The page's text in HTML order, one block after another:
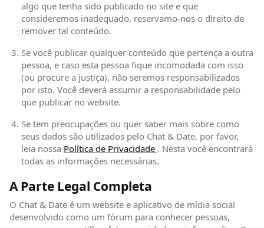
algo que tenha sido publicado no site e que
consideremos inadequado, reservamo-nos o direito de
remover tal conteúdo.
Se você publicar qualquer conteúdo que pertença a outra
pessoa, e caso esta pessoa fique incomodada com isso
(ou procure a justiça), não seremos responsabilizados
por isto. Você deverá assumir a responsabilidade pelo
que publicar no website.
Se tem preocupações ou quer saber mais sobre como
seus dados são utilizados pelo Chat & Date, por favor,
leia nossa Política de Privacidade (abre em nova janela)
. Nesta você encontrará
todas as informações necessárias.
A Parte Legal Completa
O Chat & Date é um website e aplicativo de mídia social
desenvolvido como um fórum para conhecer pessoas,